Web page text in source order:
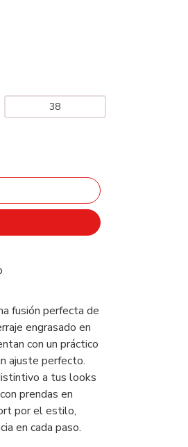
38
fusión perfecta de
engrasado en
con un práctico
ajuste perfecto.
a tus looks
prendas en
por el estilo,
en cada paso.